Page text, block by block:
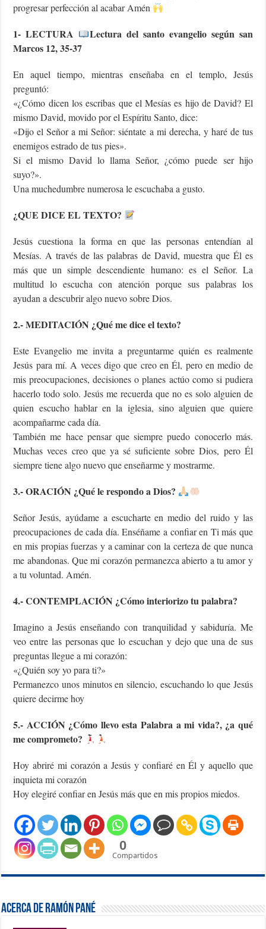
progresar perfección al acabar Amén
1- LECTURA
Lectura del santo evangelio según san
Marcos 12, 35-37
En aquel tiempo, mientras enseñaba en el templo, Jesús
preguntó:
«¿Cómo dicen los escribas que el Mesías es hijo de David? El
mismo David, movido por el Espíritu Santo, dice:
«Dijo el Señor a mi Señor: siéntate a mi derecha, y haré de tus
enemigos estrado de tus pies».
Si el mismo David lo llama Señor, ¿cómo puede ser hijo
suyo?».
Una muchedumbre numerosa le escuchaba a gusto.
¿QUE DICE EL TEXTO?
Jesús cuestiona la forma en que las personas entendían al
Mesías. A través de las palabras de David, muestra que Él es
más que un simple descendiente humano: es el Señor. La
multitud lo escucha con atención porque sus palabras los
ayudan a descubrir algo nuevo sobre Dios.
2.- MEDITACIÓN ¿Qué me dice el texto?
Este Evangelio me invita a preguntarme quién es realmente
Jesús para mí. A veces digo que creo en Él, pero en medio de
mis preocupaciones, decisiones o planes actúo como si pudiera
hacerlo todo solo. Jesús me recuerda que no es solo alguien de
quien escucho hablar en la iglesia, sino alguien que quiere
acompañarme cada día.
También me hace pensar que siempre puedo conocerlo más.
Muchas veces creo que ya sé suficiente sobre Dios, pero Él
siempre tiene algo nuevo que enseñarme y mostrarme.
3.- ORACIÓN ¿Qué le respondo a Dios?
Señor Jesús, ayúdame a escucharte en medio del ruido y las
preocupaciones de cada día. Enséñame a confiar en Ti más que
en mis propias fuerzas y a caminar con la certeza de que nunca
me abandonas. Que mi corazón permanezca abierto a tu amor y
a tu voluntad. Amén.
4.- CONTEMPLACIÓN ¿Cómo interiorizo tu palabra?
Imagino a Jesús enseñando con tranquilidad y sabiduría. Me
veo entre las personas que lo escuchan y dejo que una de sus
preguntas llegue a mi corazón:
«¿Quién soy yo para ti?»
Permanezco unos minutos en silencio, escuchando lo que Jesús
quiere decirme hoy
5.- ACCIÓN ¿Cómo llevo esta Palabra a mi vida?, ¿a qué
me comprometo?
Hoy abriré mi corazón a Jesús y confiaré en Él y aquello que
inquieta mi corazón
Hoy elegiré confiar en Jesús más que en mis propios miedos.
0
Compartidos
Acerca de Ramón Pané